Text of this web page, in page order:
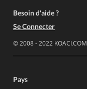
Besoin d'aide ?
Se Connecter
© 2008 - 2022 KOACI.COM
Pays